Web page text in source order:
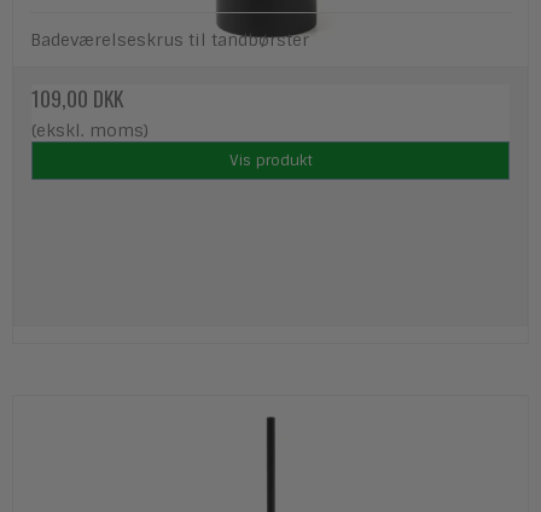
Badeværelseskrus til tandbørster
109,00 DKK
(ekskl. moms)
Vis produkt